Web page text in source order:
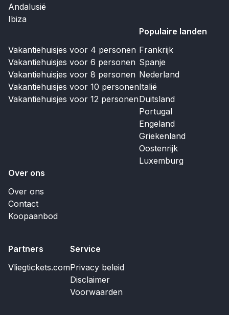
Andalusië
Ibiza
Vakantiehuisjes voor 4 personen
Vakantiehuisjes voor 6 personen
Vakantiehuisjes voor 8 personen
Vakantiehuisjes voor 10 personen
Vakantiehuisjes voor 12 personen
Populaire landen
Frankrijk
Spanje
Nederland
Italië
Duitsland
Portugal
Engeland
Griekenland
Oostenrijk
Luxemburg
Over ons
Over ons
Contact
Koopaanbod
Partners
Vliegtickets.com
Service
Privacy beleid
Disclaimer
Voorwaarden